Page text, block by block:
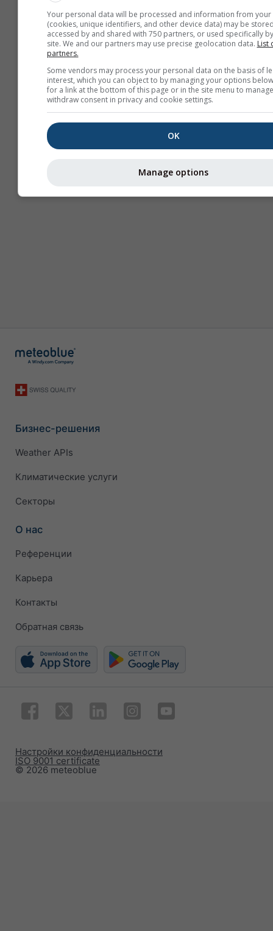
Создать новый
Больше информации
Бизнес-решения
Weather APIs
Климатические услуги
Секторы
О нас
Референции
Карьера
Контакты
Обратная связь
© 2026 meteoblue
ISO 9001 certificate
Настройки конфиденциальности
Your personal data will be processed and information from your
(cookies, unique identifiers, and other device data) may be
accessed by and shared with 750 partners, or used specifically
site. We and our partners may use precise geolocation data. List
partners.
Some vendors may process your personal data on the basis of
interest, which you can object to by managing your options
for a link at the bottom of this page or in the site menu to
withdraw consent in privacy and cookie settings.
OK
Manage options